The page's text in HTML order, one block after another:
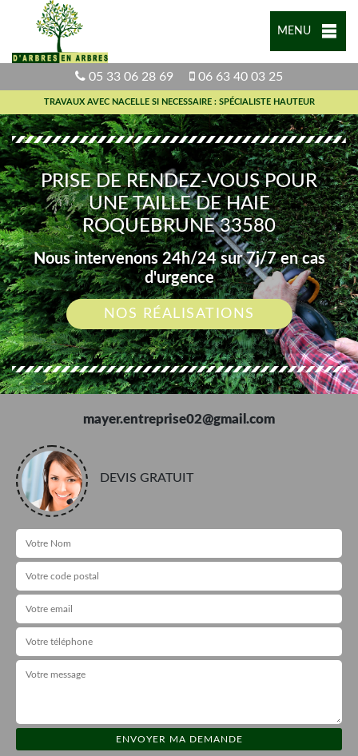
MENU
05 33 06 28 69 06 63 40 03 25
TRAVAUX AVEC NACELLE SI NECESSAIRE : SPÉCIALISTE HAUTEUR
PRISE DE RENDEZ-VOUS POUR
UNE TAILLE DE HAIE
ROQUEBRUNE 33580
Nous intervenons 24h/24 sur 7j/7 en cas
d'urgence
NOS RÉALISATIONS
mayer.entreprise02@gmail.com
DEVIS GRATUIT